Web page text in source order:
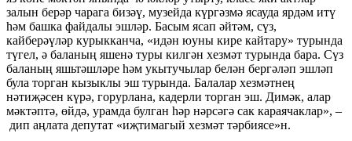
залын берәр чарага бизәү, музейда күргәзмә ясауда ярдәм итү
һәм башка файдалы эшләр. Басым ясап әйтәм, сүз,
кайберәүләр курыкканча, «идән юуны кире кайтару» турында
түгел, ә баланың яшенә туры килгән хезмәт турында бара. Сүз
баланың яшьтәшләре һәм укытучылар белән бергәләп эшләп
була торган кызыклы эш турында. Балалар хезмәтнең
нәтиҗәсен күрә, горурлана, кадерли торган эш. Димәк, алар
мәктәптә, өйдә, урамда булган һәр нәрсәгә сак караячаклар», –
дип аңлата депутат «иҗтимагый хезмәт тәрбиясе»н.